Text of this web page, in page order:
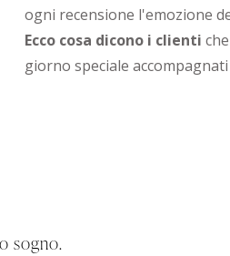
ogni recensione l'emozione
Ecco cosa dicono i clienti
giorno speciale
sogno.